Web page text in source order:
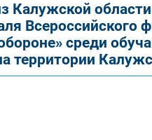
Калужской
Всероссийского
среди
территории